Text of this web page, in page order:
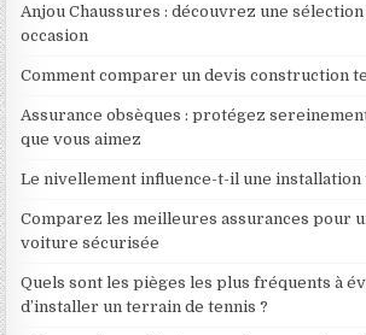
Anjou Chaussures : découvrez une sélection
occasion
Comment comparer un devis construction
Assurance obsèques : protégez
que vous aimez
Le nivellement influence-t-il une installation
Comparez les meilleures assurances pour
voiture sécurisée
Quels sont les pièges les plus fréquents à
d’installer un terrain de tennis ?